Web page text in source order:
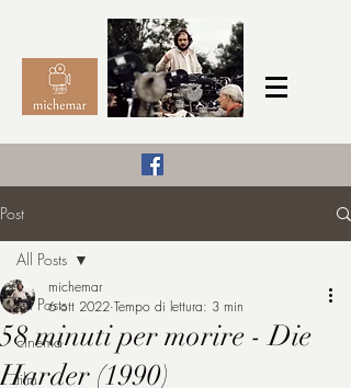
michemar
Post
All Posts
cinema
film
All Posts
58 minuti per morire - Die
Harder (1990)
michemar
6 ott 2022 Tempo di lettura: 3 min